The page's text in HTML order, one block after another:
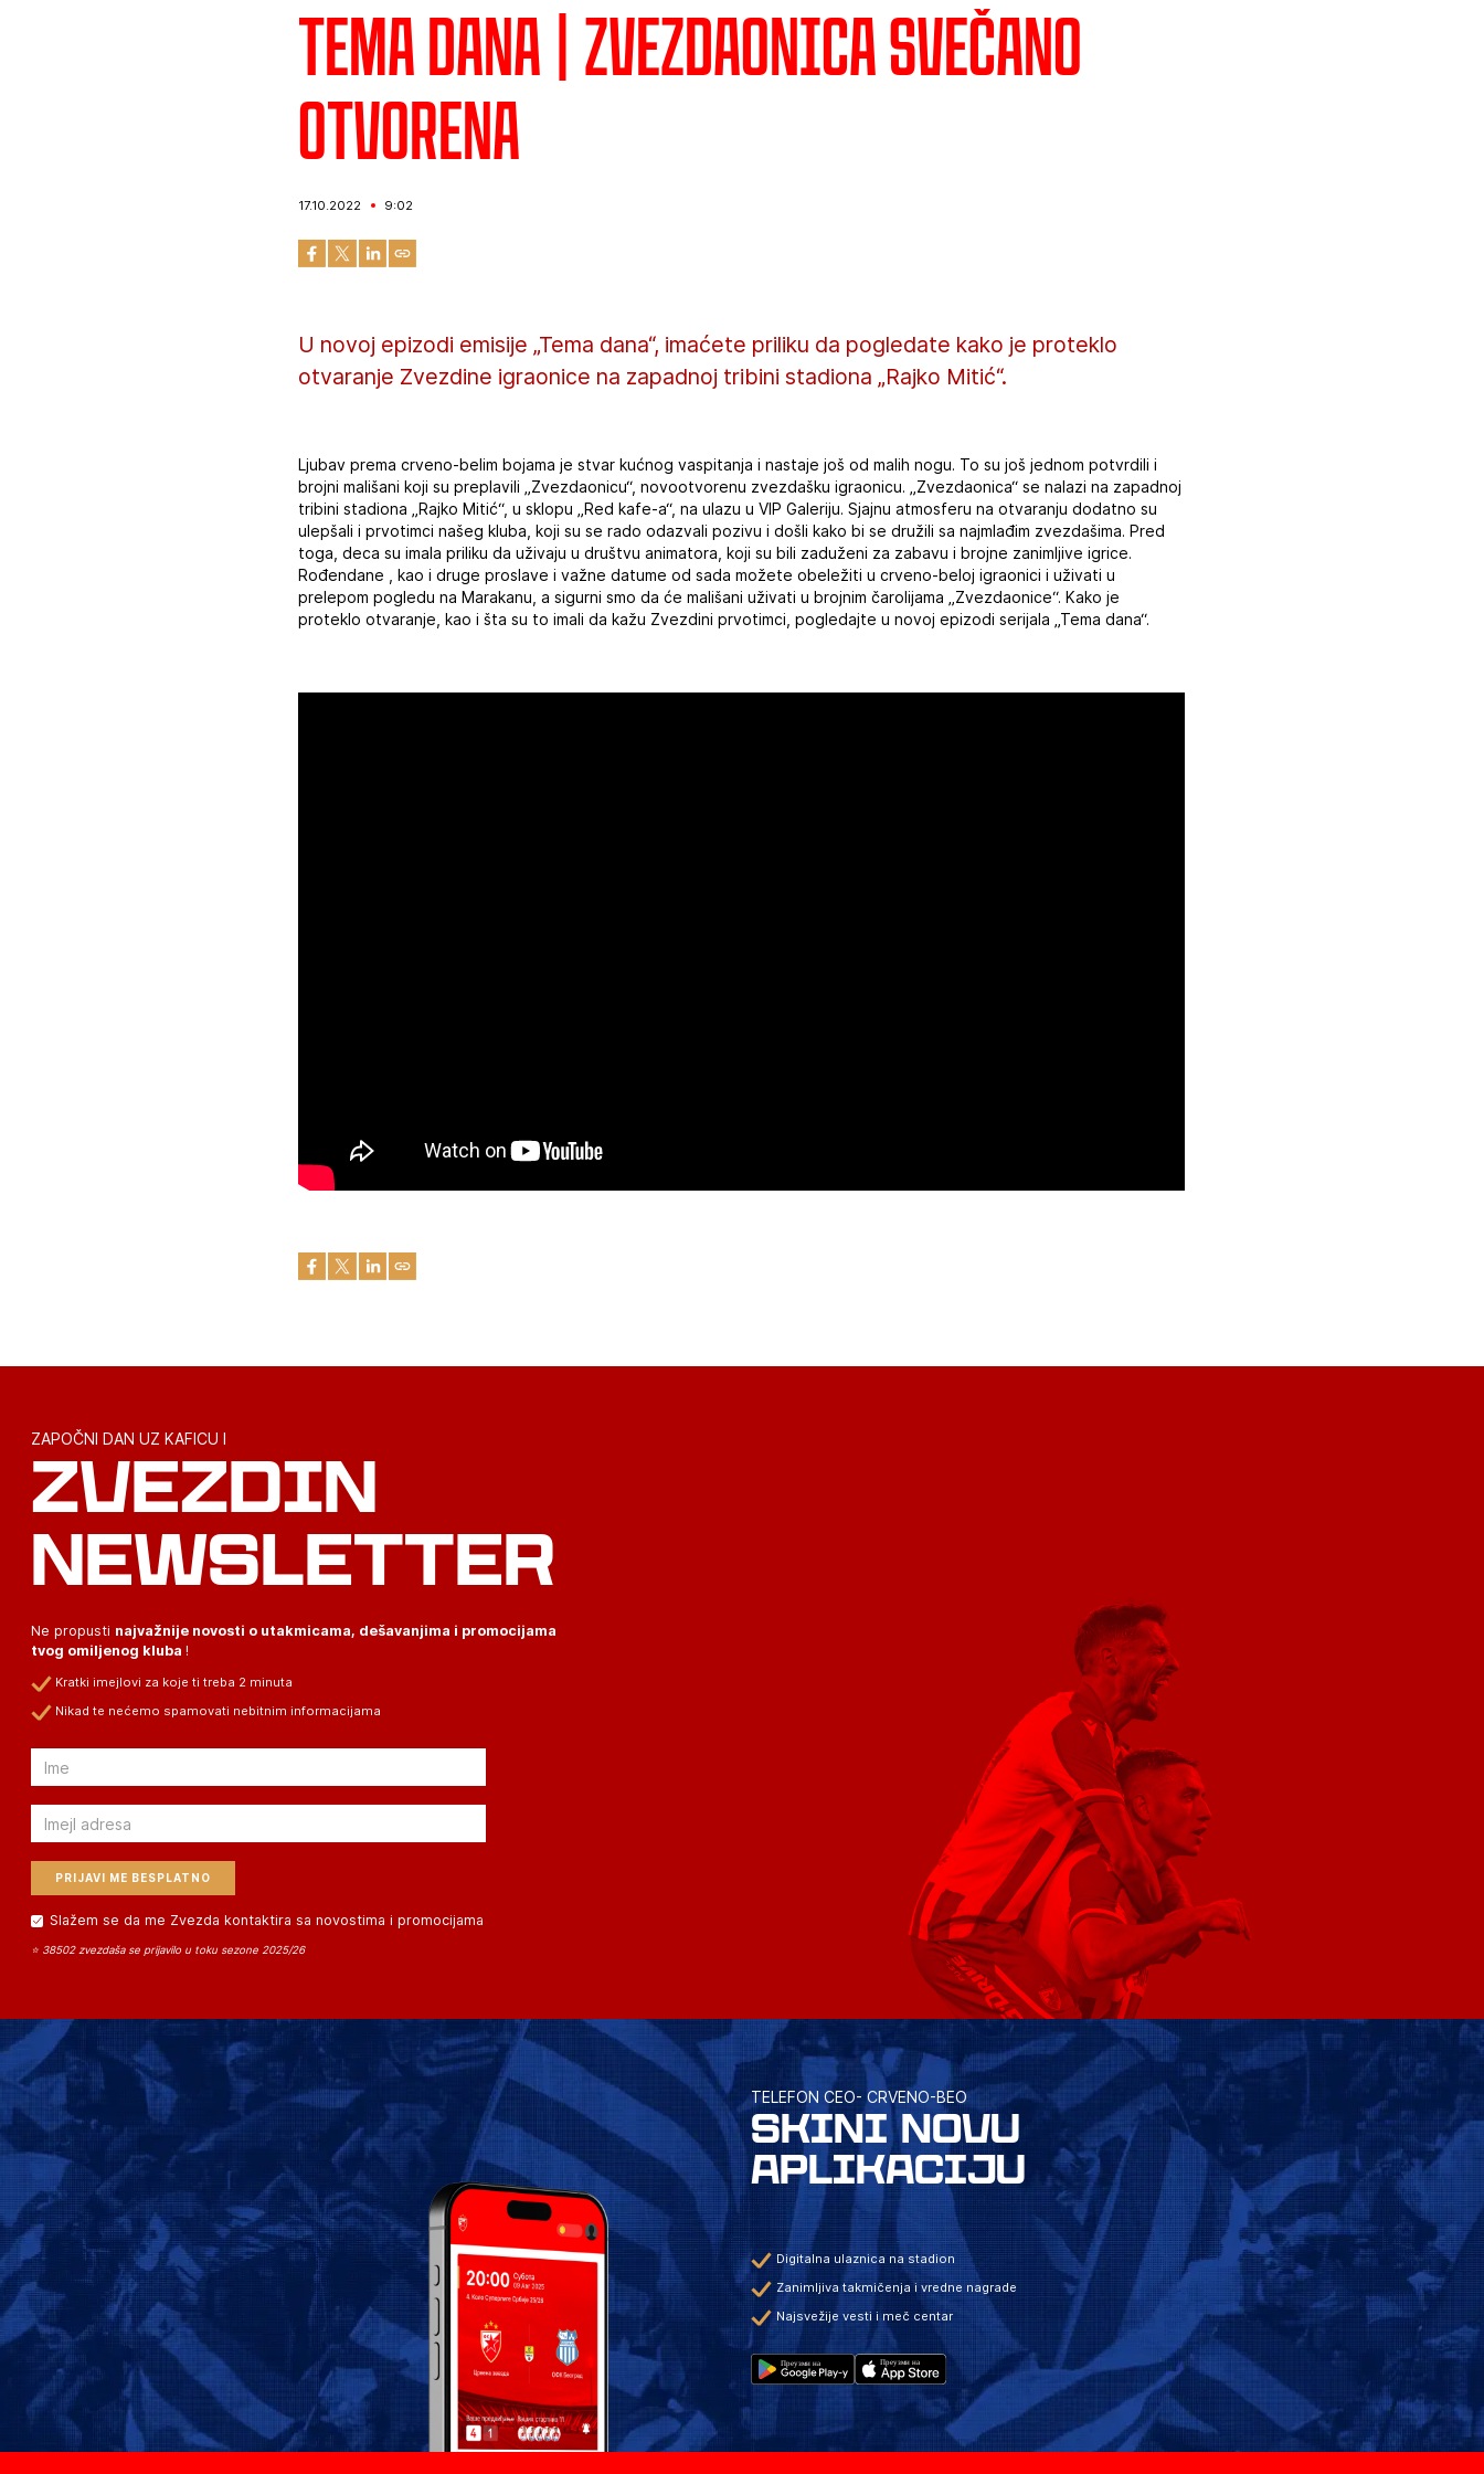
Tema dana | Zvezdaonica svečano
otvorena
17.10.2022 9:02
U novoj epizodi emisije „Tema dana“, imaćete priliku da pogledate kako je proteklo
otvaranje Zvezdine igraonice na zapadnoj tribini stadiona „Rajko Mitić“.
Ljubav prema crveno-belim bojama je stvar kućnog vaspitanja i nastaje još od malih nogu. To su još jednom potvrdili i
brojni mališani koji su preplavili „Zvezdaonicu“, novootvorenu zvezdašku igraonicu. „Zvezdaonica“ se nalazi na zapadnoj
tribini stadiona „Rajko Mitić“, u sklopu „Red kafe-a“, na ulazu u VIP Galeriju. Sjajnu atmosferu na otvaranju dodatno su
ulepšali i prvotimci našeg kluba, koji su se rado odazvali pozivu i došli kako bi se družili sa najmlađim zvezdašima. Pred
toga, deca su imala priliku da uživaju u društvu animatora, koji su bili zaduženi za zabavu i brojne zanimljive igrice.
Rođendane , kao i druge proslave i važne datume od sada možete obeležiti u crveno-beloj igraonici i uživati u
prelepom pogledu na Marakanu, a sigurni smo da će mališani uživati u brojnim čarolijama „Zvezdaonice“. Kako je
proteklo otvaranje, kao i šta su to imali da kažu Zvezdini prvotimci, pogledajte u novoj epizodi serijala „Tema dana“.
ZAPOČNI DAN UZ KAFICU I
ZVEZDIN
NEWSLETTER
Ne propusti najvažnije novosti o utakmicama, dešavanjima i promocijama
tvog omiljenog kluba !
Kratki imejlovi za koje ti treba 2 minuta
Nikad te nećemo spamovati nebitnim informacijama
Email
Email
Slažem se da me Zvezda kontaktira sa novostima i promocijama
⭐ 38502 zvezdaša se prijavilo u toku sezone 2025/26
TELEFON CEO- CRVENO-BEO
SKINI NOVU
APLIKACIJU
Digitalna ulaznica na stadion
Zanimljiva takmičenja i vredne nagrade
Najsvežije vesti i meč centar